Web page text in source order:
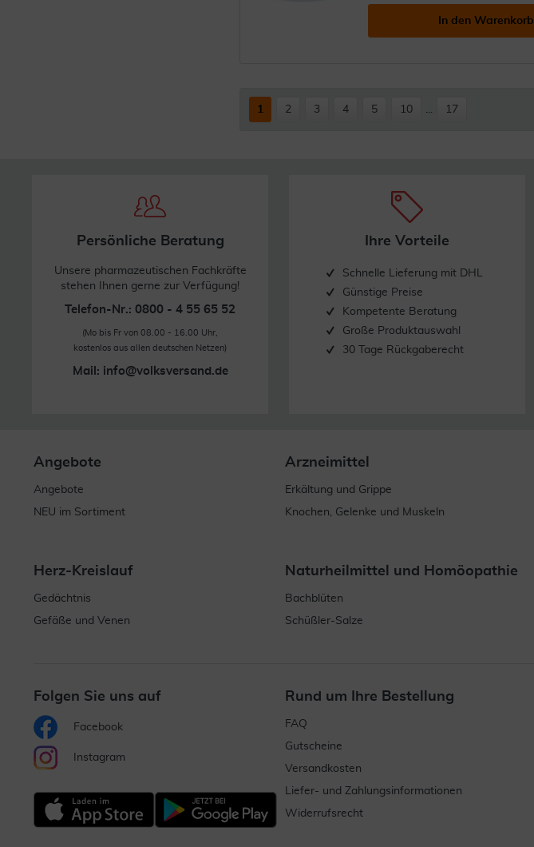
In den Warenkorb
1 2 3 4 5 10 17
Persönliche Beratung
Unsere pharmazeutischen Fachkräfte
stehen Ihnen gerne zur Verfügung!
Telefon-Nr.: 0800 - 4 55 65 52
(Mo bis Fr von 08.00 - 16.00 Uhr,
kostenlos aus allen deutschen Netzen)
Mail: info@volksversand.de
Ihre Vorteile
Schnelle Lieferung mit DHL
Günstige Preise
Kompetente Beratung
Große Produktauswahl
30 Tage Rückgaberecht
Angebote
Angebote
NEU im Sortiment
Arzneimittel
Erkältung und Grippe
Knochen, Gelenke und Muskeln
Herz-Kreislauf
Gedächtnis
Gefäße und Venen
Naturheilmittel und Homöopathie
Bachblüten
Schüßler-Salze
Folgen Sie uns auf
Facebook
Instagram
Rund um Ihre Bestellung
FAQ
Gutscheine
Versandkosten
Liefer- und Zahlungsinformationen
Widerrufsrecht